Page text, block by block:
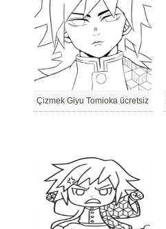
Çizmek Giyu Tomioka ücretsiz